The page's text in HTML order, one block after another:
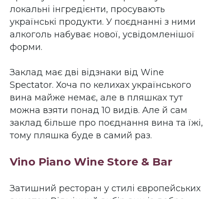
локальні інгредієнти, просувають
українські продукти. У поєднанні з ними
алкоголь набуває нової, усвідомленішої
форми.
Заклад має дві відзнаки від Wine
Spectator. Хоча по келихах українського
вина майже немає, але в пляшках тут
можна взяти понад 10 видів. Але й сам
заклад більше про поєднання вина та їжі,
тому пляшка буде в самий раз.
Vino Piano Wine Store & Bar
Затишний ресторан у стилі європейських